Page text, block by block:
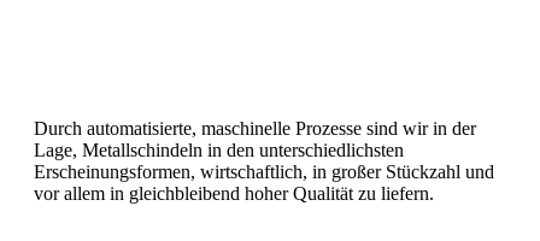
Durch automatisierte, maschinelle Prozesse sind wir in der
Lage, Metallschindeln in den unterschiedlichsten
Erscheinungsformen, wirtschaftlich, in großer Stückzahl und
vor allem in gleichbleibend hoher Qualität zu liefern.